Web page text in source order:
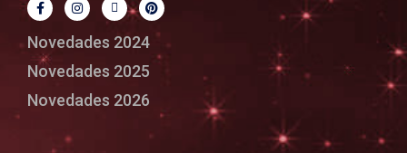
Novedades 2024
Novedades 2025
Novedades 2026